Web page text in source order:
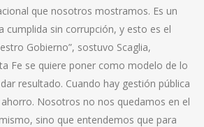
que nosotros mostramos. Es un
cumplida sin corrupción, y esto es el
Gobierno”, sostuvo Scaglia,
Fe se quiere poner como modelo de lo
resultado. Cuando hay gestión pública
Nosotros no nos quedamos en el
sino que entendemos que para